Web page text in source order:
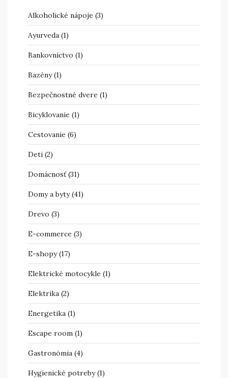
Alkoholické nápoje (3)
Ayurveda (1)
Bankovníctvo (1)
Bazény(1)
Bezpečnostné dvere (1)
Bicyklovanie (1)
Cestovanie (6)
Deti (2)
Domácnosť(31)
Domy a byty(41)
Drevo (3)
E-commerce (3)
E-shopy(17)
Elektrické motocykle (1)
Elektrika (2)
Energetika (1)
Escape room (1)
Gastronómia (4)
Hygienické potreby(1)